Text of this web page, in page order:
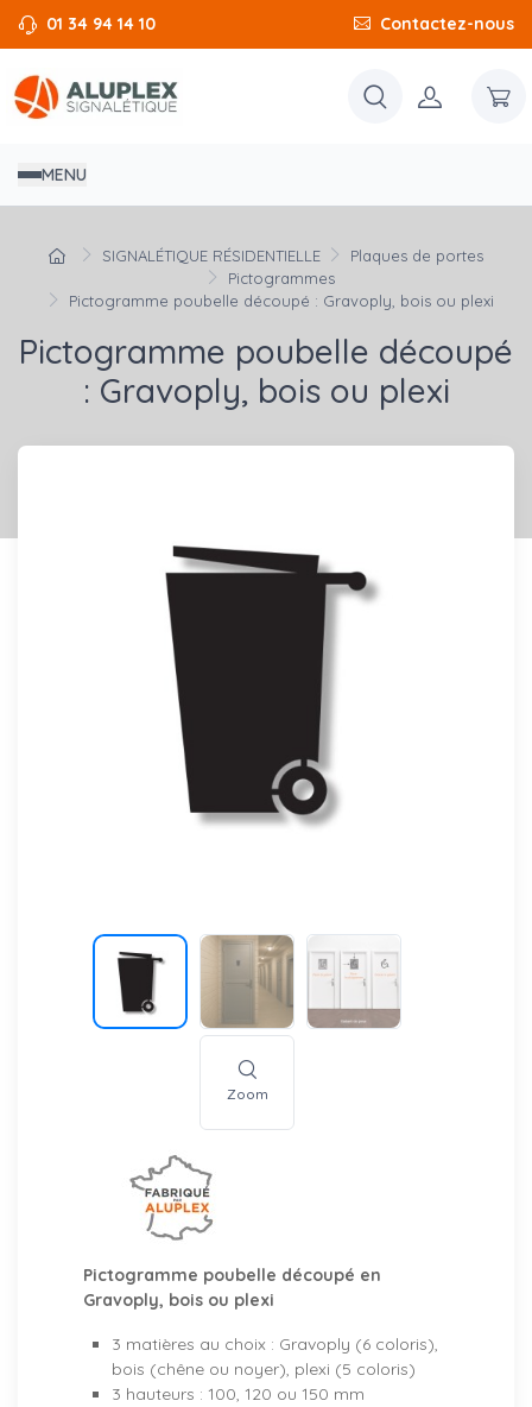
01 34 94 14 10 Contactez-nous
MENU
SIGNALÉTIQUE RÉSIDENTIELLE
Plaques de portes
Pictogrammes
Pictogramme poubelle découpé : Gravoply, bois ou plexi
Pictogramme poubelle découpé
: Gravoply, bois ou plexi
Zoom
Pictogramme poubelle découpé en
Gravoply, bois ou plexi
3 matières au choix : Gravoply (6 coloris),
bois (chêne ou noyer), plexi (5 coloris)
3 hauteurs : 100, 120 ou 150 mm